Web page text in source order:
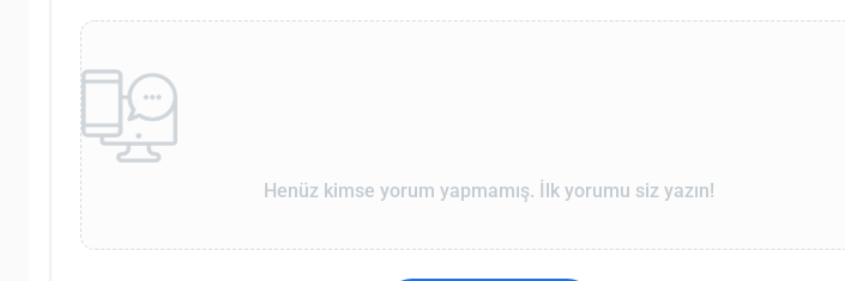
Henüz kimse yorum yapmamış. İlk yorumu siz yazın!